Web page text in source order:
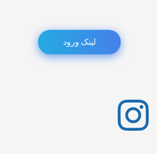
لینک ورود